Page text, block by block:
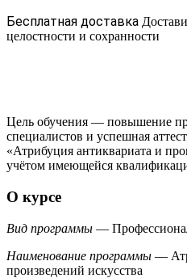
Бесплатная доставка
целостности и сохранности
Цель обучения — повышение
специалистов и успешная
«Атрибуция антиквариата и
учётом имеющейся
О курсе
Вид программы —
Наименование программы —
произведений искусства